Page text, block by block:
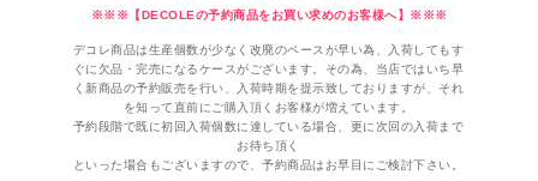
※※※【DECOLEの予約商品をお買い求めのお客様へ】※※※
デコレ商品は生産個数が少なく改廃のペースが早い為、入荷してもす
ぐに欠品・完売になるケースがございます。その為、当店ではいち早
く新商品の予約販売を行い、入荷時期を提示致しておりますが、それ
を知って直前にご購入頂くお客様が増えています。
予約段階で既に初回入荷個数に達している場合、更に次回の入荷まで
お待ち頂く
といった場合もございますので、予約商品はお早目にご検討下さい。